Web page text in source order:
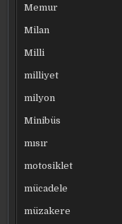
Memur
Milan
Milli
milliyet
milyon
Minibüs
mısır
motosiklet
mücadele
müzakere